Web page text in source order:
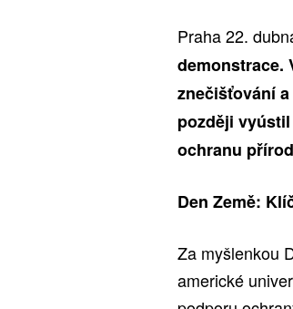
Praha 22.
demonstrace.
znečišťování
později
ochranu
Den Země:
Za myšlenkou
americké